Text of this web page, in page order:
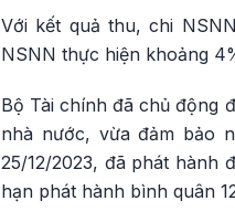
Với kết quả thu, chi
NSNN thực hiện khoảng
Bộ Tài chính đã chủ động
nhà nước, vừa đảm bảo
25/12/2023, đã phát hành
hạn phát hành bình quân